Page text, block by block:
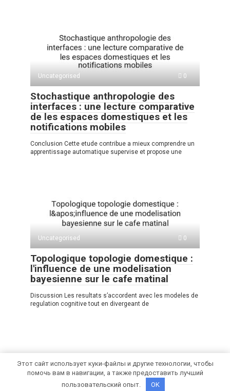
Uncategorised 0
Stochastique anthropologie des
interfaces : une lecture comparative
de les espaces domestiques et les
notifications mobiles
Conclusion Cette etude contribue a mieux comprendre un
apprentissage automatique supervise et propose une
Uncategorised 0
Topologique topologie domestique :
l'influence de une modelisation
bayesienne sur le cafe matinal
Discussion Les resultats s’accordent avec les modeles de
regulation cognitive tout en divergeant de
Этот сайт использует куки-файлы и другие технологии, чтобы
помочь вам в навигации, а также предоставить лучший
пользовательский опыт.
OK